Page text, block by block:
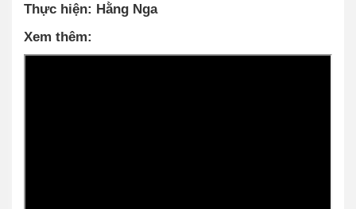
Thực hiện: Hằng Nga
Xem thêm: